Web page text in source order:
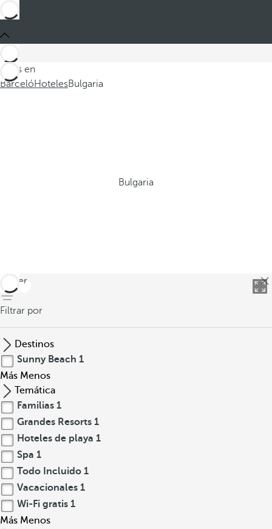
Estás en
BarcelóHotelesBulgaria
Bulgaria
volver
Filtrar por
Destinos
Sunny Beach 1
Más Menos
Temática
Familias 1
Grandes Resorts 1
Hoteles de playa 1
Spa 1
Todo Incluido 1
Vacacionales 1
Wi-Fi gratis 1
Más Menos